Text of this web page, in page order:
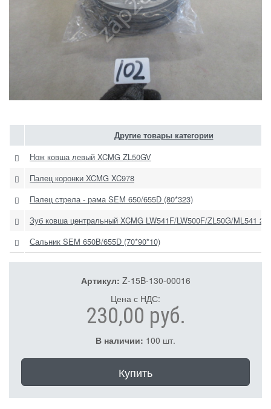
Другие товары категории
Нож ковша левый XCMG ZL50GV
Палец коронки XCMG XC978
Палец стрела - рама SEM 650/655D (80*323)
Зуб ковша центральный XCMG LW541F/LW500F/ZL50G/ML541
Сальник SEM 650B/655D (70*90*10)
Артикул: Z-15B-130-00016
Цена с НДС:
230,00 руб.
В наличии: 100 шт.
Купить